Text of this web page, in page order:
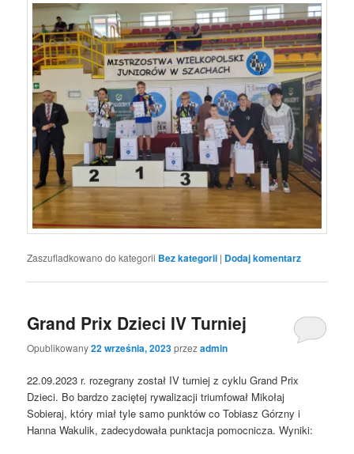
Zaszufladkowano do kategorii Bez kategorii | Dodaj komentarz
Grand Prix Dzieci IV Turniej
Opublikowany22 września, 2023przezadmin
22.09.2023 r. rozegrany został IV turniej z cyklu Grand Prix
Dzieci. Bo bardzo zaciętej rywalizacji triumfował Mikołaj
Sobieraj, który miał tyle samo punktów co Tobiasz Górzny i
Hanna Wakulik, zadecydowała punktacja pomocnicza. Wyniki: